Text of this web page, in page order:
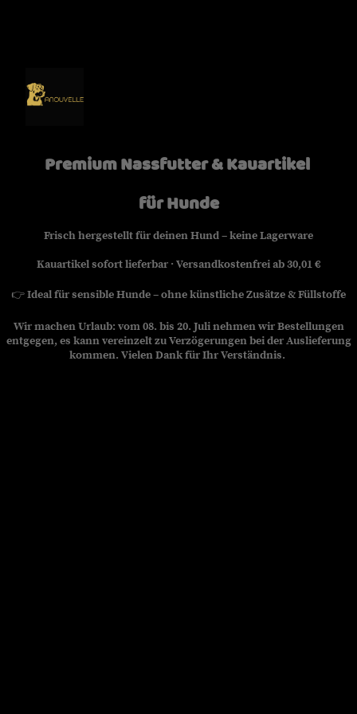
Premium Nassfutter & Kauartikel
für Hunde
Frisch hergestellt für deinen Hund – keine Lagerware
Kauartikel sofort lieferbar · Versandkostenfrei ab 30,01 €
👉Ideal für sensible Hunde – ohne künstliche Zusätze & Füllstoffe
Wir machen Urlaub: vom 08. bis 20. Juli nehmen wir Bestellungen
entgegen, es kann vereinzelt zu Verzögerungen bei der Auslieferung
kommen. Vielen Dank für Ihr Verständnis.